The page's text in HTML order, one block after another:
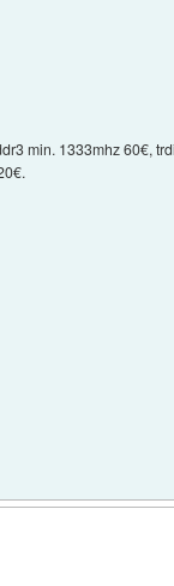
min. 1333mhz 60€, trdi